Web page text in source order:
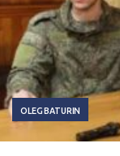
OLEG BATURIN